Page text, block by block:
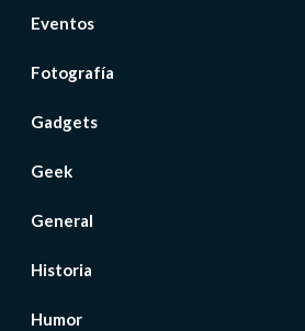
Eventos
Fotografía
Gadgets
Geek
General
Historia
Humor